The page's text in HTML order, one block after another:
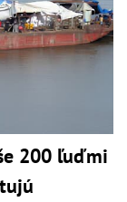
200 ľuďmi